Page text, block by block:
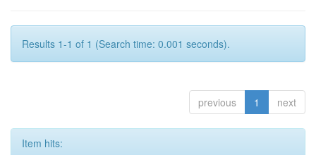
Results 1-1 of 1 (Search time: 0.001 seconds).
previous 1 next
Item hits: